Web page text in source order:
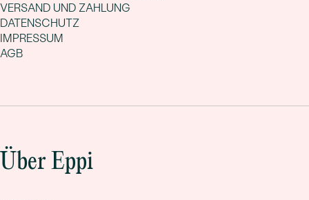
VERSAND UND ZAHLUNG
DATENSCHUTZ
IMPRESSUM
AGB
Über Eppi